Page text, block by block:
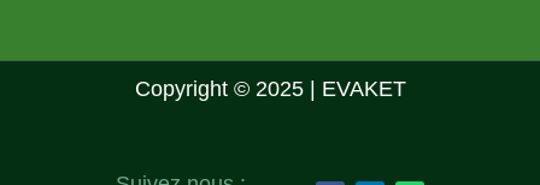
Copyright © 2025 | EVAKET